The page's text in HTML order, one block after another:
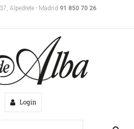
Alpedrete - Madrid 91 850 70 26
Login